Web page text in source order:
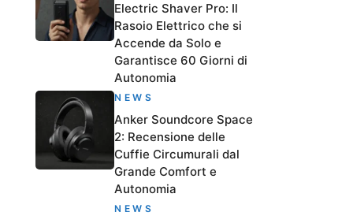
Electric Shaver Pro: Il
Rasoio Elettrico che si
Accende da Solo e
Garantisce 60 Giorni di
Autonomia
NEWS
Anker Soundcore Space
2: Recensione delle
Cuffie Circumurali dal
Grande Comfort e
Autonomia
NEWS